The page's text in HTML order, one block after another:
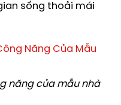
sống thoải mái
năng của mẫu nhà